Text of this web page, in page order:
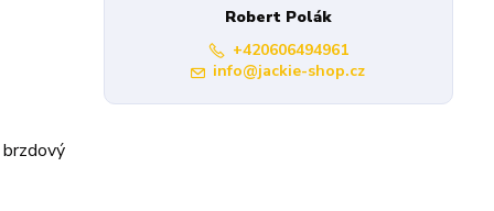
Robert Polák
+420606494961
info@jackie-shop.cz